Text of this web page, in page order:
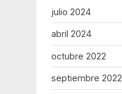
julio 2024
abril 2024
octubre 2022
septiembre 2022